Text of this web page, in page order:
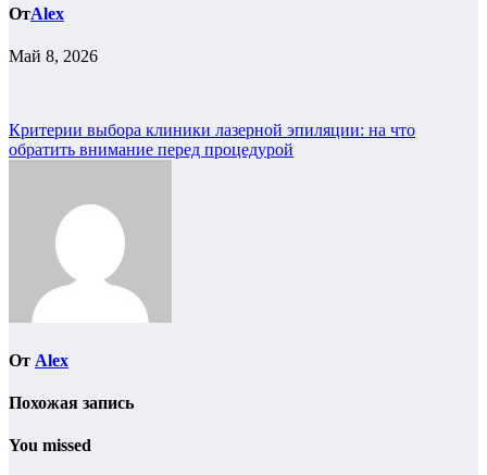
ОтAlex
Май 8, 2026
Навигация
по
Критерии выбора клиники лазерной эпиляции: на что
обратить внимание перед процедурой
От Alex
Похожая запись
You missed